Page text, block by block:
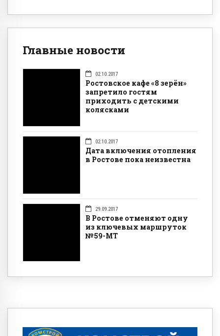
Главные новости
02.10.2017
Ростовское кафе «8 зерён»
запретило гостям
приходить с детскими
колясками
02.10.2017
Дата включения отопления
в Ростове пока неизвестна
29.09.2017
В Ростове отменяют одну
из ключевых маршруток
№59-МТ